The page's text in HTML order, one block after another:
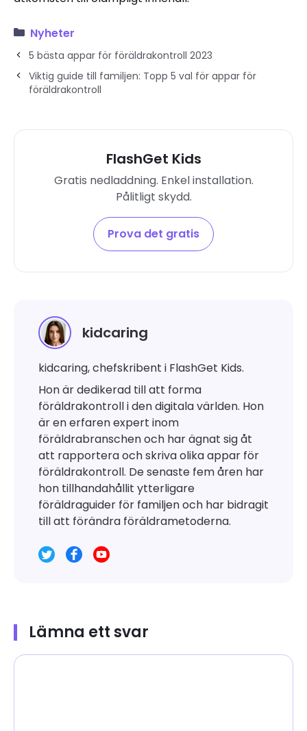
Nyheter
5 bästa appar för föräldrakontroll 2023
Viktig guide till familjen: Topp 5 val för appar för
föräldrakontroll
FlashGet Kids
Gratis nedladdning. Enkel installation.
Pålitligt skydd.
Prova det gratis
kidcaring
kidcaring, chefskribent i FlashGet Kids.
Hon är dedikerad till att forma
föräldrakontroll i den digitala världen. Hon
är en erfaren expert inom
föräldrabranschen och har ägnat sig åt
att rapportera och skriva olika appar för
föräldrakontroll. De senaste fem åren har
hon tillhandahållit ytterligare
föräldraguider för familjen och har bidragit
till att förändra föräldrametoderna.
Lämna ett svar